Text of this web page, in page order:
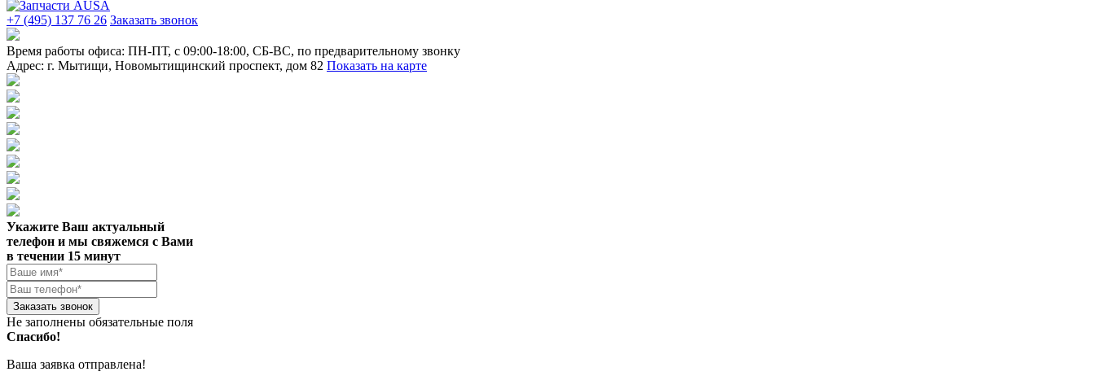
+7 (495) 137 76 26 Заказать звонок
Время работы офиса: ПН-ПТ, с 09:00-18:00, СБ-ВС, по предварительному звонку
Адрес: г. Мытищи, Новомытищинский проспект, дом 82 Показать на карте
Укажите Ваш актуальный
телефон и мы свяжемся с Вами
в течении 15 минут
Заказать звонок
Не заполнены обязательные поля
Спасибо!
Ваша заявка отправлена!